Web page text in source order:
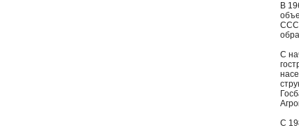
В
С
С